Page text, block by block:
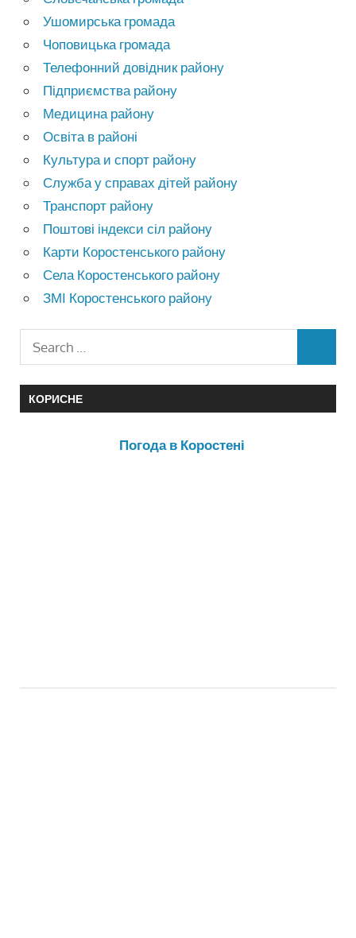
Ушомирська громада
Чоповицька громада
Телефонний довідник району
Підприємства району
Медицина району
Освіта в районі
Культура и спорт району
Служба у справах дітей району
Транспорт району
Поштові індекси сіл району
Карти Коростенського району
Села Коростенського району
ЗМІ Коростенського району
КОРИСНЕ
Погода в Коростені